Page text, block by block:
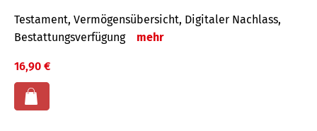
Testament, Vermögens­übersicht, Digitaler Nach­lass,
Bestat­tungs­ver­fügung
mehr
16,90 €